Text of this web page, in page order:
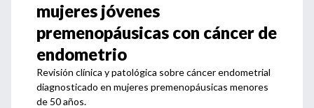
mujeres jóvenes
premenopáusicas con cáncer de
endometrio
Revisión clínica y patológica sobre cáncer endometrial
diagnosticado en mujeres premenopáusicas menores
de 50 años.